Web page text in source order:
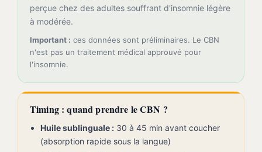
perçue chez des adultes souffrant d'insomnie légère
à modérée.
Important : ces données sont préliminaires. Le CBN
n'est pas un traitement médical approuvé pour
l'insomnie.
Timing : quand prendre le CBN ?
Huile sublinguale : 30 à 45 min avant coucher
(absorption rapide sous la langue)